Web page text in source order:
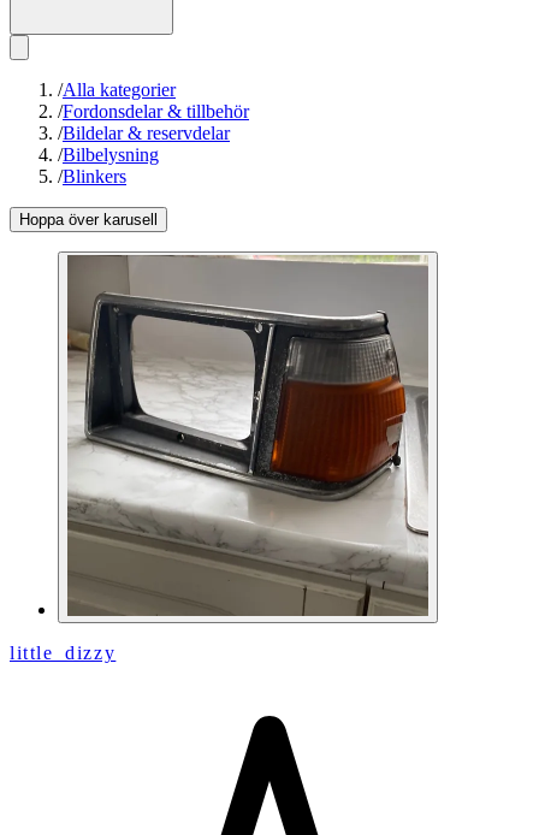
/Alla kategorier
/Fordonsdelar & tillbehör
/Bildelar & reservdelar
/Bilbelysning
/Blinkers
Hoppa över karusell
little_dizzy